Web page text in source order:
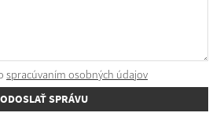
spracúvaním osobných údajov
ODOSLAŤ SPRÁVU